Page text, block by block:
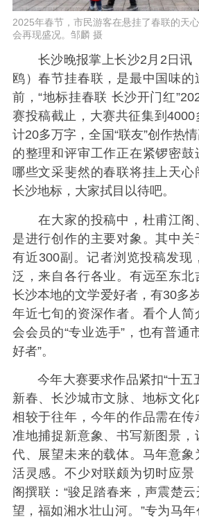
2025年春节，市民游客在悬挂了春联的天
会再现盛况。邹麟 摄
长沙晚报掌上长沙2月2日讯
鸥）春节挂春联，是最中国味的
前，“地标挂春联 长沙开门红
赛投稿截止，大赛共征集到
计20多万字，全国“联友”创作热
的整理和评审工作正在紧锣密
哪些文采斐然的春联将挂上天心
长沙地标，大家拭目以待吧。
在大家的投稿中，杜甫江阁
是进行创作的主要对象。其中
有近300副。记者浏览投稿发现
泛，来自各行各业。有远至东北
长沙本地的文学爱好者，有30多
年近七旬的资深作者。看个人简
会会员的“专业选手”，也有普通
好者”。
今年大赛要求作品紧扣“十五
新春、长沙城市文脉、地标文化
相较于往年，今年的作品需在传
准地捕捉新意象、书写新图景，
代、展望未来的载体。马年意象
活灵感。不少对联颇为切时应景
阁撰联：“骏足踏春来，声震楚
望，福如湘水壮山河。”专为马